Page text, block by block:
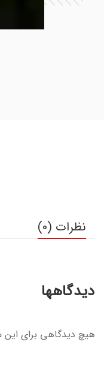
نظرات (0)
دیدگاهها
هیچ دیدگاهی برای